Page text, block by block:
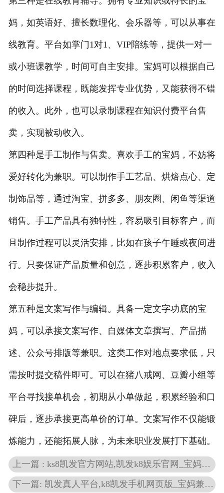
妈，如英语好、擅长数理化、会乐器等，可以从事在
线教育。平台如掌门1对1、VIP陪练等，提供一对一
或小班课教学，时间可自主安排。宝妈可以根据自己
的时间选择课程，既能发挥专业优势，又能获得不错
的收入。此外，也可以录制课程在知识付费平台售
卖，实现被动收入。
第四种是手工制作与售卖。喜欢手工的宝妈，不妨将
爱好转化为兼职。可以制作手工艺品、烘焙点心、定
制饰品等，通过淘宝、拼多多、朋友圈、闲鱼等渠道
销售。手工产品具有独特性，容易吸引目标客户，而
且制作过程可以灵活安排，比如在孩子午睡或夜间进
行。只要保证产品质量和创意，逐步积累客户，收入
会稳步提升。
第五种是文案写作与编辑。具备一定文字功底的宝
妈，可以承接文案写作、自媒体文章撰写、产品描
述、公众号排版等兼职。这类工作对地点要求低，只
需按时提交稿件即可。可以在猪八戒网、豆瓣小组等
平台寻找接单机会，初期从小单做起，积累经验和口
碑后，逐步承接更高单价的订单。文案写作不仅能锻
炼能力，还能拓展人脉，为未来职业发展打下基础。
上一篇 : ks8凯发官方网站,凯发k8娱乐官网_宝妈兼职时间管理指南：如何高效平衡工作与育儿
下一篇: 凯发真人平台,k8凯发手机网页版_宝妈兼职与育儿平衡之道：既能赚钱又不缺席孩子成长